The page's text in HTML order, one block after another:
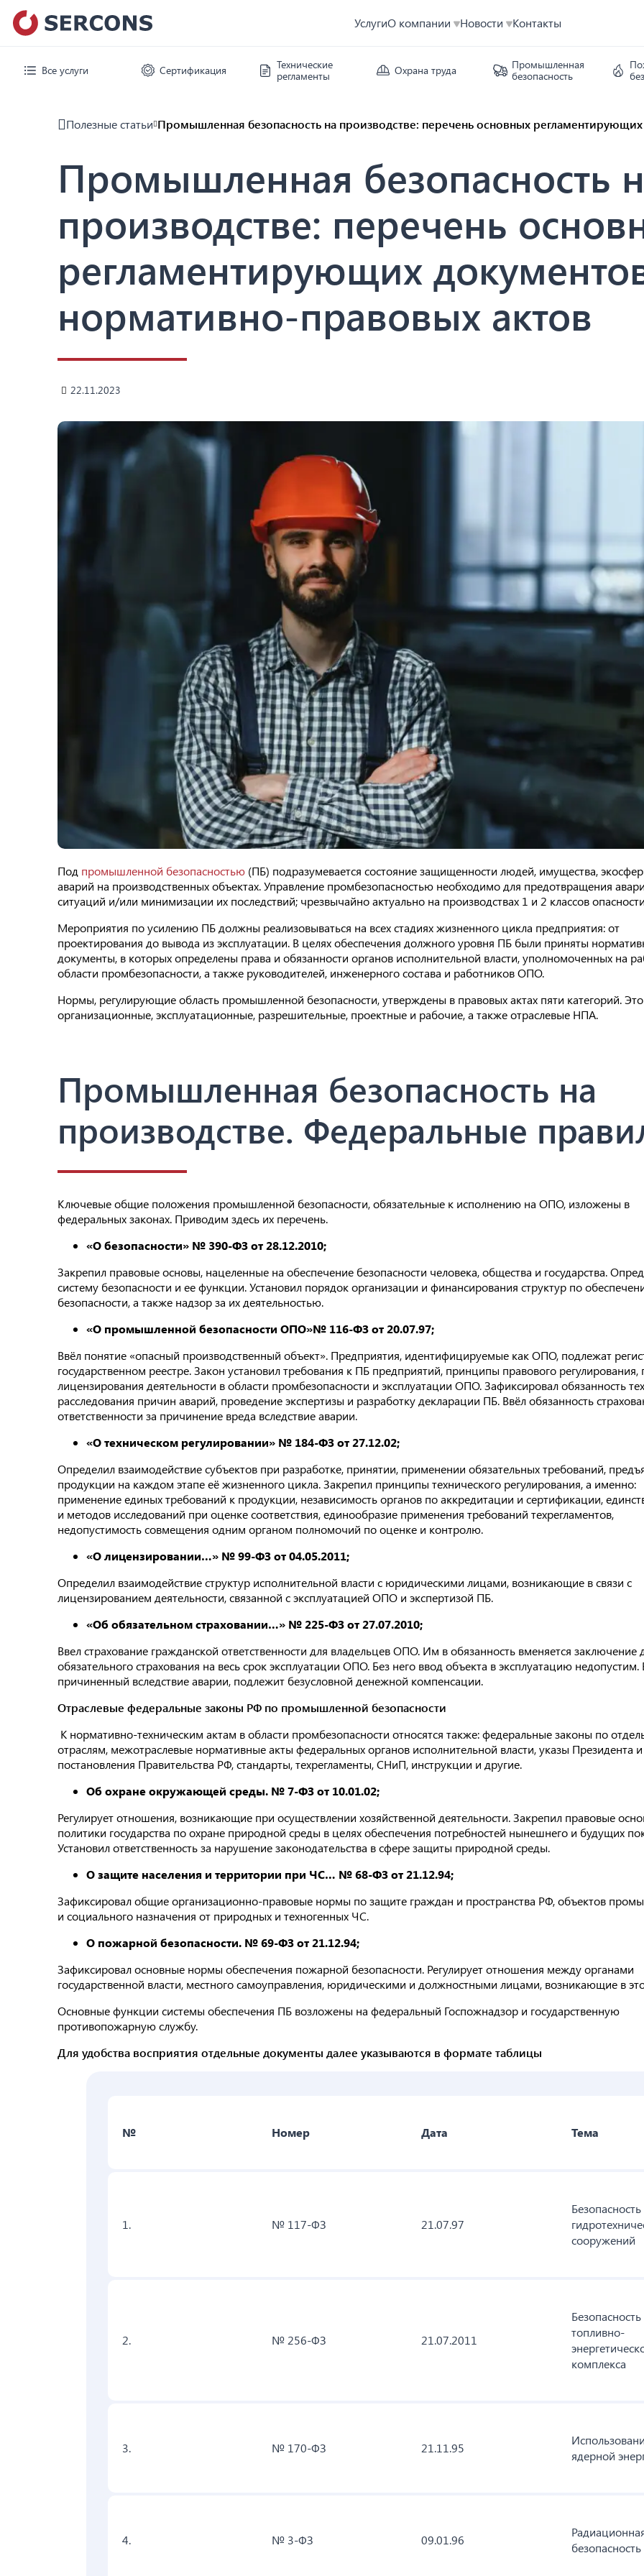
УслугиО компании Новости Контакты
Все услуги Сертификация
Технические
регламенты
Охрана труда
Промышленная
безопасность
Полезные статьи Промышленная безопасность на производстве: перечень основных
Промышленная безопасность
производстве: перечень
регламентирующих
нормативно-правовых актов
22.11.2023
Под промышленной безопасностью (ПБ) подразумевается состояние защищенности людей, имущества,
аварий на производственных объектах. Управление промбезопасностью необходимо для предотвращения
ситуаций и/или минимизации их последствий; чрезвычайно актуально на производствах 1 и 2 классов
Мероприятия по усилению ПБ должны реализовываться на всех стадиях жизненного цикла предприятия: от
проектирования до вывода из эксплуатации. В целях обеспечения должного уровня ПБ были приняты
документы, в которых определены права и обязанности органов исполнительной власти, уполномоченных на
области промбезопасности, а также руководителей, инженерного состава и работников ОПО.
Нормы, регулирующие область промышленной безопасности, утверждены в правовых актах пяти категорий. Это
организационные, эксплуатационные, разрешительные, проектные и рабочие, а также отраслевые НПА.
Промышленная безопасность на
производстве. Федеральные
Ключевые общие положения промышленной безопасности, обязательные к исполнению на ОПО, изложены в
федеральных законах. Приводим здесь их перечень.
«О безопасности» № 390-ФЗ от 28.12.2010;
Закрепил правовые основы, нацеленные на обеспечение безопасности человека, общества и государства.
систему безопасности и ее функции. Установил порядок организации и финансирования структур по
безопасности, а также надзор за их деятельностью.
«О промышленной безопасности ОПО»№ 116-ФЗ от 20.07.97;
Ввёл понятие «опасный производственный объект». Предприятия, идентифицируемые как ОПО, подлежат
государственном реестре. Закон установил требования к ПБ предприятий, принципы правового регулирования,
лицензирования деятельности в области промбезопасности и эксплуатации ОПО. Зафиксировал обязанность
расследования причин аварий, проведение экспертизы и разработку декларации ПБ. Ввёл обязанность
ответственности за причинение вреда вследствие аварии.
«О техническом регулировании» № 184-ФЗ от 27.12.02;
Определил взаимодействие субъектов при разработке, принятии, применении обязательных требований,
продукции на каждом этапе её жизненного цикла. Закрепил принципы технического регулирования, а именно:
применение единых требований к продукции, независимость органов по аккредитации и сертификации,
и методов исследований при оценке соответствия, единообразие применения требований техрегламентов,
недопустимость совмещения одним органом полномочий по оценке и контролю.
«О лицензировании…» № 99-ФЗ от 04.05.2011;
Определил взаимодействие структур исполнительной власти с юридическими лицами, возникающие в связи с
лицензированием деятельности, связанной с эксплуатацией ОПО и экспертизой ПБ.
«Об обязательном страховании…» № 225-ФЗ от 27.07.2010;
Ввел страхование гражданской ответственности для владельцев ОПО. Им в обязанность вменяется заключение
обязательного страхования на весь срок эксплуатации ОПО. Без него ввод объекта в эксплуатацию недопустим.
причиненный вследствие аварии, подлежит безусловной денежной компенсации.
Отраслевые федеральные законы РФ по промышленной безопасности
К нормативно-техническим актам в области промбезопасности относятся также: федеральные законы по
отраслям, межотраслевые нормативные акты федеральных органов исполнительной власти, указы Президента и
постановления Правительства РФ, стандарты, техрегламенты, СНиП, инструкции и другие.
Об охране окружающей среды. № 7-ФЗ от 10.01.02;
Регулирует отношения, возникающие при осуществлении хозяйственной деятельности. Закрепил правовые
политики государства по охране природной среды в целях обеспечения потребностей нынешнего и будущих
Установил ответственность за нарушение законодательства в сфере защиты природной среды.
О защите населения и территории при ЧС… № 68-ФЗ от 21.12.94;
Зафиксировал общие организационно-правовые нормы по защите граждан и пространства РФ, объектов
и социального назначения от природных и техногенных ЧС.
О пожарной безопасности. № 69-ФЗ от 21.12.94;
Зафиксировал основные нормы обеспечения пожарной безопасности. Регулирует отношения между органами
государственной власти, местного самоуправления, юридическими и должностными лицами, возникающие в
Основные функции системы обеспечения ПБ возложены на федеральный Госпожнадзор и государственную
противопожарную службу.
Для удобства восприятия отдельные документы далее указываются в формате таблицы
№ Номер Дата Тема
1. № 117-ФЗ 21.07.97
Безопасность
сооружений
2. № 256-ФЗ 21.07.2011
топливно-
комплекса
3. № 170-ФЗ 21.11.95
ядерной
4. № 3-ФЗ 09.01.96
безопасность